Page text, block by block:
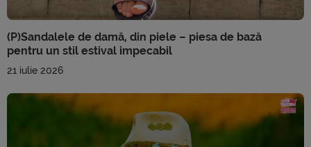
(P)Sandalele de damă, din piele – piesa de bază
pentru un stil estival impecabil
21 iulie 2026